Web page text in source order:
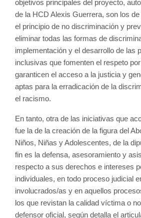
objetivos principales del proyecto,
de la HCD Alexis Guerrera, son los
el principio de no discriminación y
eliminar todas las formas de
implementación y el desarrollo de las
inclusivas que fomenten el respeto
garanticen el acceso a la justicia y
aptas para la erradicación de la
el racismo.
En tanto, otra de las iniciativas que
fue la de la creación de la figura del
Niños, Niñas y Adolescentes, de la
fin es la defensa, asesoramiento y
respecto a sus derechos e intereses
individuales, en todo proceso judicial
involucrados/as y en aquellos
los que revistan la calidad víctima o
defensor oficial, según detalla el